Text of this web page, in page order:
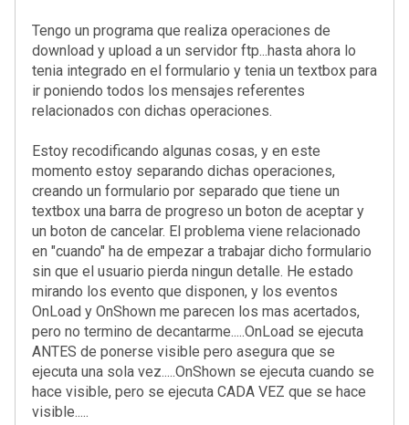
Tengo un programa que realiza operaciones de
download y upload a un servidor ftp...hasta ahora lo
tenia integrado en el formulario y tenia un textbox para
ir poniendo todos los mensajes referentes
relacionados con dichas operaciones.
Estoy recodificando algunas cosas, y en este
momento estoy separando dichas operaciones,
creando un formulario por separado que tiene un
textbox una barra de progreso un boton de aceptar y
un boton de cancelar. El problema viene relacionado
en "cuando" ha de empezar a trabajar dicho formulario
sin que el usuario pierda ningun detalle. He estado
mirando los evento que disponen, y los eventos
OnLoad y OnShown me parecen los mas acertados,
pero no termino de decantarme.....OnLoad se ejecuta
ANTES de ponerse visible pero asegura que se
ejecuta una sola vez.....OnShown se ejecuta cuando se
hace visible, pero se ejecuta CADA VEZ que se hace
visible.....